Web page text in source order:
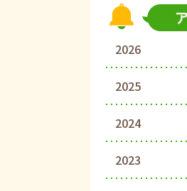
2026
2025
2024
2023